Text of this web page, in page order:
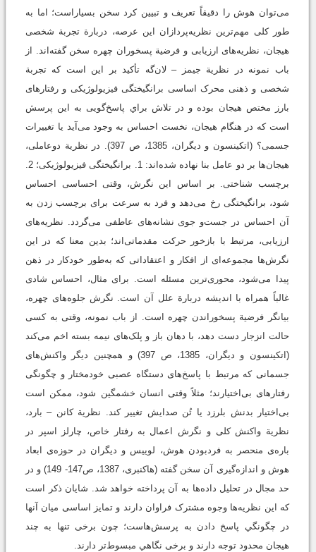
می‌توان هوش را دقیقاً تعریف و تبیین کرد سخن بسیاراست؛ اما به
طور کلی مهم‌ترین نظریه‌پردازان این عرصه، دربارة تجربة شخصی
هیجان، نظریه‌های ارزیابی و فرضیة پسخوران‌ چهره سخن گفته‌اند. از
باب نمونه در نظریة جیمز – لان‌گه تأکید بر این است که تجربة
شخصی و ذهنی محرک اساسی برانگیختگی فیزیولوژیکی و رفتارهای
بارز مختص هیجان بوده و در تلاش براي پاسخ‌گويی به این پرسش
است که در هنگام هیجان، نخست احساس به وجود می‌آید یا تغییرات
جسمی؟ (اتکینسون و دیگران، 1385، ص 397). در نظریة دوعاملی،
هیجان‌ها بر دو عامل بنا نهاده شده‌اند: 1. برانگیختگی فیزیولوژیکی؛ 2.
برچسب شناختی. بر اساس این نگرش، وقتی احساسی احساس
شود، برانگیختگی رخ می‌دهد و فرد به ‌سرعت برای برچسب زدن به
آن احساس در جست‌و جوی نشانه‌های عاطفی می‌گردد. نظریه‌های
ارزیابی، مرتبط با بازخور حرکت مقدماتی‌اند؛ بدین معنا که در این
نگرش‌ها مجموعه‌ای از افکار و اعتقاداتی که به‌طور خودکار در ذهن
پیدا می‌شود، محوری‌ترین مسئله است. برای مثال، احساس شادی
غالباً همراه با اندیشه دربارة علل آن است. نگرش جلوه‌های چهره،
بیانگر فرضیة پسخوراندن چهره است. از باب نمونه، وقتی به کسی
حالت انزجار دست ‌دهد، با دهان باز و پلک‌های نیمه بسته اخم می‌کند
(اتکینسون و دیگران، 1385، ص 397) و همچنین دیگر واکنش‌های
جسمانی که مرتبط با پاسخ‌های دستگاه عصبی خودمختار و چگونگی
رفتارهای بی‌اختیارند؛ مثلاً وقتی انسان خشمگین شود، ممکن است
بی‌اختیار بدنش بلرزد یا تُن صدایش تغییر کند. نظریة کانن – بارد،
نظریة واکنش کلی و نگرش اعمال به رفتار خاص، چارلز اسپر در
باره‌ی منحصر به فردبودن هوش، لوییس و دیگران در حوزه‌ی ابعاد
هوش و اندازه‌گیری آن سخن گفته‌ (هاکنبری، 1387، ص147- 149) و در
حد مجال در تحلیل داده‌ها به آن پرداخته خواهد شد. شایان ‌ذکر است
که این نظریه‌ها وجوه مشترک فراوان دارند و تمایز اساسی میان آنها
در چگونگي پاسخ دادن به پرسش‌هاست؛ چون برخی تنها به چند
هیجان محدود توجه دارند و برخی نگاهي مبسوط‌تر دارند.